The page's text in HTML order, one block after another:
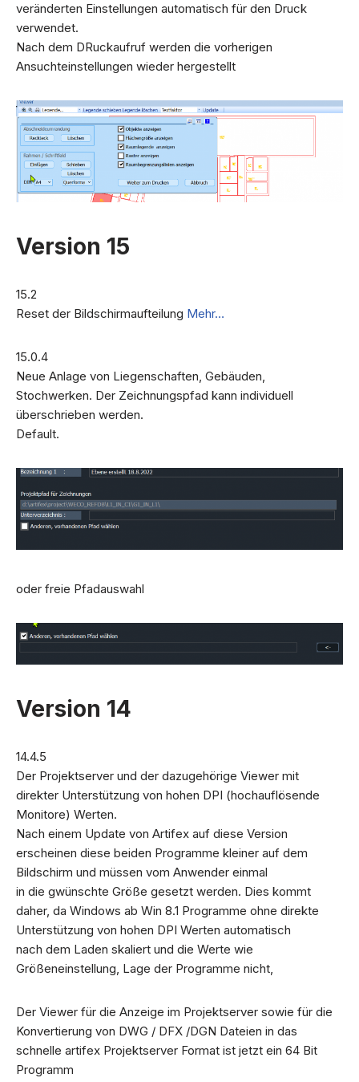
veränderten Einstellungen automatisch für den Druck
verwendet.
Nach dem DRuckaufruf werden die vorherigen
Ansuchteinstellungen wieder hergestellt
Version 15
15.2
Reset der Bildschirmaufteilung Mehr…
15.0.4
Neue Anlage von Liegenschaften, Gebäuden,
Stochwerken. Der Zeichnungspfad kann individuell
überschrieben werden.
Default.
oder freie Pfadauswahl
Version 14
14.4.5
Der Projektserver und der dazugehörige Viewer mit
direkter Unterstützung von hohen DPI (hochauflösende
Monitore) Werten.
Nach einem Update von Artifex auf diese Version
erscheinen diese beiden Programme kleiner auf dem
Bildschirm und müssen vom Anwender einmal
in die gwünschte Größe gesetzt werden. Dies kommt
daher, da Windows ab Win 8.1 Programme ohne direkte
Unterstützung von hohen DPI Werten automatisch
nach dem Laden skaliert und die Werte wie
Größeneinstellung, Lage der Programme nicht,
Der Viewer für die Anzeige im Projektserver sowie für die
Konvertierung von DWG / DFX /DGN Dateien in das
schnelle artifex Projektserver Format ist jetzt ein 64 Bit
Programm